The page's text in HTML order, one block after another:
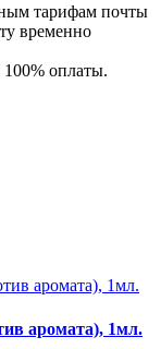
тарифам почты
временно
100% оплаты.
аромата), 1мл.